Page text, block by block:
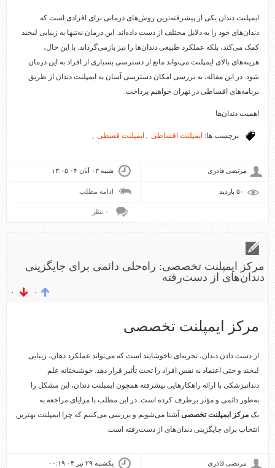
ایمپلنت دندان یکی از پیشرفته‌ترین روش‌های درمانی برای افرادی است که
دندان‌های خود را به دلایل مختلف از دست داده‌اند. این درمان نه‌تنها به زیبایی لبخند
کمک می‌کند، بلکه عملکرد طبیعی دندان‌ها را نیز بازمی‌گرداند. با این حال،
هزینه‌های بالای ایمپلنت می‌تواند مانع از دسترسی بسیاری از افراد به این درمان
شود. در این مقاله، به بررسی امکان دسترسی آسان به ایمپلنت دندان از طریق
برنامه‌های اقساطی در تهران خواهیم پرداخت.
اهمیت دندان‌ها
برچسب ها: ایمپلنت اقساطی ایمپلنت قسطی
مرتضی قادری شنبه ۰۳ آبان ۰۴ ۱۳:۰۵
ادامه مطلب
۰ نظر
مرکز ایمپلنت تخصصی: راه‌حلی دائمی برای جایگزینی
دندان‌های از دست‌رفته
۰ ۰
مرکز ایمپلنت تخصصی
از دست دادن دندان، تجربه‌ای ناخوشایند است که می‌تواند عملکرد دهان، زیبایی
لبخند و حتی اعتماد به نفس افراد را تحت تأثیر قرار دهد. خوشبختانه علم
دندانپزشکی با ارائه راهکارهایی پیشرفته همچون ایمپلنت دندان، این مشکل را
به‌طور دائمی و مؤثر برطرف کرده است. در این مطلب با مزایای مراجعه به
یک مرکز ایمپلنت تخصصی آشنا می‌شویم و بررسی می‌کنیم که چرا ایمپلنت بهترین
انتخاب برای جایگزینی دندان‌های از دست‌رفته است.
مرتضی قادری یکشنبه ۲۹ تیر ۰۴ ۰۰:۱۹